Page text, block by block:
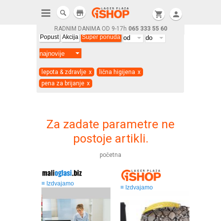
RADNIM DANIMA OD 9-17h 065 333 55 60
shopping_cart person
store
Popust Akcija Super ponuda
lepota & zdravlje x lična higijena x
pena za brijanje x
Za zadate parametre ne
postoje artikli.
početna